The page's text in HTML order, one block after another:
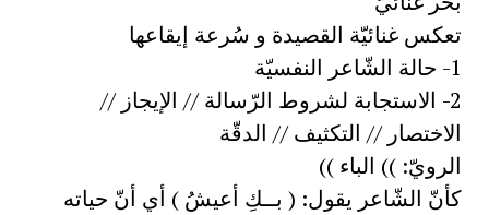
تعكس غنائيّة القصيدة و سُرعة إيقاعها
1- حالة الشّاعر النفسيّة
2- الاستجابة لشروط الرّسالة // الإيجاز //
الاختصار // التكثيف // الدقّة
الرويّ: )) الباء ))
كأنّ الشّاعر يقول: ( بــكِ أعيشُ ) أي أنّ حياته